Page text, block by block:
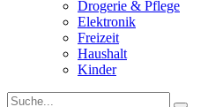
Drogerie & Pflege
Elektronik
Freizeit
Haushalt
Kinder